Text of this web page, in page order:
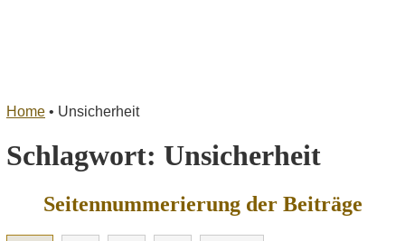
Home • Unsicherheit
Schlagwort: Unsicherheit
Seitennummerierung der Beiträge